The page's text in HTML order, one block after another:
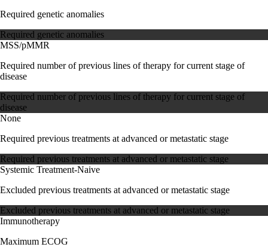
Required genetic anomalies
Required genetic anomalies
MSS/pMMR
Required number of previous lines of therapy for current stage of
disease
Required number of previous lines of therapy for current stage of
disease
None
Required previous treatments at advanced or metastatic stage
Required previous treatments at advanced or metastatic stage
Systemic Treatment-Naive
Excluded previous treatments at advanced or metastatic stage
Excluded previous treatments at advanced or metastatic stage
Immunotherapy
Maximum ECOG